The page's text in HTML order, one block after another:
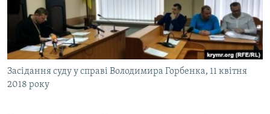
ВІДЕОУРОКИ «ELIFBE»
СВІДЧЕННЯ ОКУПАЦІЇ
УКРАЇНСЬКА ПРОБЛЕМА КРИМУ
ІНФОГРАФІКА
Русский
Qırımtatar
ДОЛУЧАЙСЯ!
Засідання суду у справі Володимира Горбенка, 11 квітня
2018 року